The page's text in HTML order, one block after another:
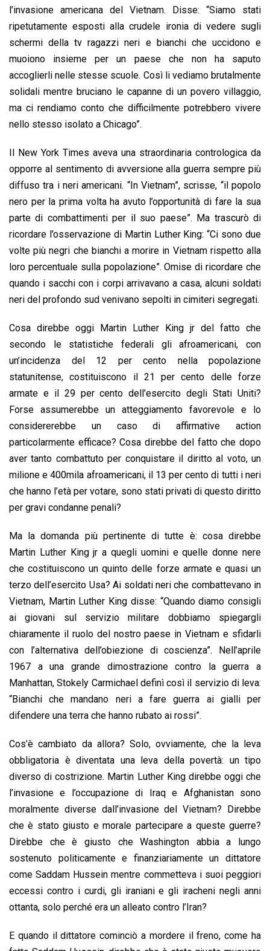
l’invasione americana del Vietnam. Disse: “Siamo stati
ripetutamente esposti alla crudele ironia di vedere sugli
schermi della tv ragazzi neri e bianchi che uccidono e
muoiono insieme per un paese che non ha saputo
accoglierli nelle stesse scuole. Così li vediamo brutalmente
solidali mentre bruciano le capanne di un povero villaggio,
ma ci rendiamo conto che difficilmente potrebbero vivere
nello stesso isolato a Chicago”.
Il New York Times aveva una straordinaria contrologica da
opporre al sentimento di avversione alla guerra sempre più
diffuso tra i neri americani. “In Vietnam”, scrisse, “il popolo
nero per la prima volta ha avuto l’opportunità di fare la sua
parte di combattimenti per il suo paese”. Ma trascurò di
ricordare l’osservazione di Martin Luther King: “Ci sono due
volte più negri che bianchi a morire in Vietnam rispetto alla
loro percentuale sulla popolazione”. Omise di ricordare che
quando i sacchi con i corpi arrivavano a casa, alcuni soldati
neri del profondo sud venivano sepolti in cimiteri segregati.
Cosa direbbe oggi Martin Luther King jr del fatto che
secondo le statistiche federali gli afroamericani, con
un’incidenza del 12 per cento nella popolazione
statunitense, costituiscono il 21 per cento delle forze
armate e il 29 per cento dell’esercito degli Stati Uniti?
Forse assumerebbe un atteggiamento favorevole e lo
considererebbe un caso di affirmative action
particolarmente efficace? Cosa direbbe del fatto che dopo
aver tanto combattuto per conquistare il diritto al voto, un
milione e 400mila afroamericani, il 13 per cento di tutti i neri
che hanno l’età per votare, sono stati privati di questo diritto
per gravi condanne penali?
Ma la domanda più pertinente di tutte è: cosa direbbe
Martin Luther King jr a quegli uomini e quelle donne nere
che costituiscono un quinto delle forze armate e quasi un
terzo dell’esercito Usa? Ai soldati neri che combattevano in
Vietnam, Martin Luther King disse: “Quando diamo consigli
ai giovani sul servizio militare dobbiamo spiegargli
chiaramente il ruolo del nostro paese in Vietnam e sfidarli
con l’alternativa dell’obiezione di coscienza”. Nell’aprile
1967 a una grande dimostrazione contro la guerra a
Manhattan, Stokely Carmichael definì così il servizio di leva:
“Bianchi che mandano neri a fare guerra ai gialli per
difendere una terra che hanno rubato ai rossi”.
Cos’è cambiato da allora? Solo, ovviamente, che la leva
obbligatoria è diventata una leva della povertà: un tipo
diverso di costrizione. Martin Luther King direbbe oggi che
l’invasione e l’occupazione di Iraq e Afghanistan sono
moralmente diverse dall’invasione del Vietnam? Direbbe
che è stato giusto e morale partecipare a queste guerre?
Direbbe che è giusto che Washington abbia a lungo
sostenuto politicamente e finanziariamente un dittatore
come Saddam Hussein mentre commetteva i suoi peggiori
eccessi contro i curdi, gli iraniani e gli iracheni negli anni
ottanta, solo perché era un alleato contro l’Iran?
E quando il dittatore cominciò a mordere il freno, come ha